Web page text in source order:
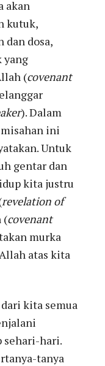
akan
kutuk,
dan dosa,
yang
(covenant
). Dalam
ini
Untuk
gentar dan
kita justru
revelation of
(covenant
murka
atas kita
kita semua
sehari-hari.
tanya